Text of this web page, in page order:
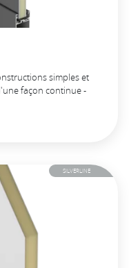
simples et
façon continue -
SILVERLINE